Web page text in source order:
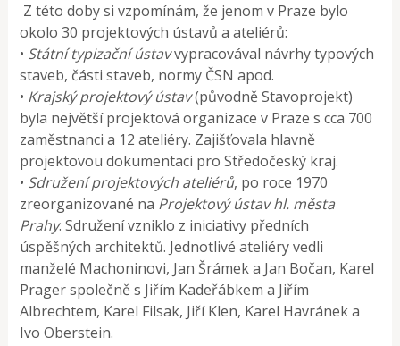
Z této doby si vzpomínám, že jenom v Praze bylo
okolo 30 projektových ústavů a ateliérů:
• Státní typizační ústavvypracovával návrhy typových
staveb, části staveb, normy ČSN apod.
• Krajský projektový ústav(původně Stavoprojekt)
byla největší projektová organizace v Praze s cca 700
zaměstnanci a 12 ateliéry. Zajišťovala hlavně
projektovou dokumentaci pro Středočeský kraj.
• Sdružení projektových ateliérů, po roce 1970
zreorganizované na Projektový ústav hl. města
Prahy. Sdružení vzniklo z iniciativy předních
úspěšných architektů. Jednotlivé ateliéry vedli
manželé Machoninovi, Jan Šrámek a Jan Bočan, Karel
Prager společně s Jiřím Kadeřábkem a Jiřím
Albrechtem, Karel Filsak, Jiří Klen, Karel Havránek a
Ivo Oberstein.